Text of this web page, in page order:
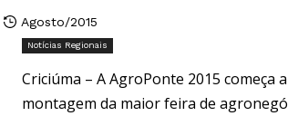
Agosto/2015
Notícias Regionais
Criciúma – A AgroPonte 2015 começa
montagem da maior feira de